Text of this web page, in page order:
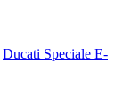
Ducati Speciale E-